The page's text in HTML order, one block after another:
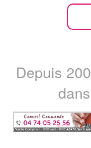
Depuis